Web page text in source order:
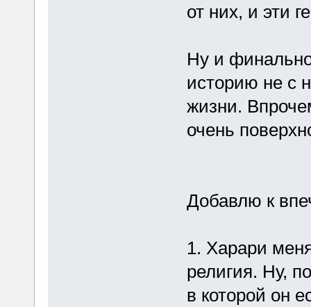
от них, и эти
Ну и
историю не с
жизни.
очень
Добавлю к
1. Харари
религия. Ну,
в которой он